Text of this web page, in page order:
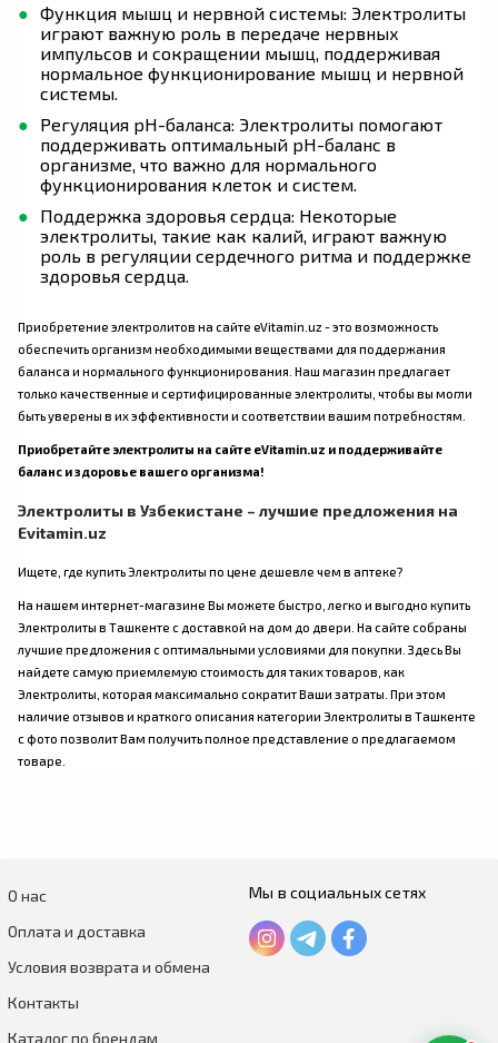
Функция мышц и нервной системы: Электролиты
играют важную роль в передаче нервных
импульсов и сокращении мышц, поддерживая
нормальное функционирование мышц и нервной
системы.
Регуляция pH-баланса: Электролиты помогают
поддерживать оптимальный pH-баланс в
организме, что важно для нормального
функционирования клеток и систем.
Поддержка здоровья сердца: Некоторые
электролиты, такие как калий, играют важную
роль в регуляции сердечного ритма и поддержке
здоровья сердца.
Приобретение электролитов на сайте eVitamin.uz - это возможность
обеспечить организм необходимыми веществами для поддержания
баланса и нормального функционирования. Наш магазин предлагает
только качественные и сертифицированные электролиты, чтобы вы могли
быть уверены в их эффективности и соответствии вашим потребностям.
Приобретайте электролиты на сайте eVitamin.uz и поддерживайте
баланс и здоровье вашего организма!
Электролиты в Узбекистане – лучшие предложения на
Evitamin.uz
Ищете, где купить Электролиты по цене дешевле чем в аптеке?
На нашем интернет-магазине Вы можете быстро, легко и выгодно купить
Электролиты в Ташкенте с доставкой на дом до двери. На сайте собраны
лучшие предложения с оптимальными условиями для покупки. Здесь Вы
найдете самую приемлемую стоимость для таких товаров, как
Электролиты, которая максимально сократит Ваши затраты. При этом
наличие отзывов и краткого описания категории Электролиты в Ташкенте
с фото позволит Вам получить полное представление о предлагаемом
товаре.
О нас
Оплата и доставка
Условия возврата и обмена
Контакты
Каталог по брендам
Мы в социальных сетях